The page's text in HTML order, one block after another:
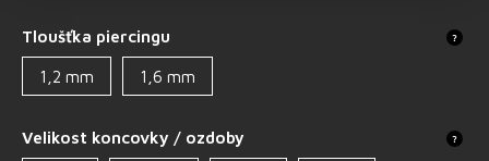
Tloušťka piercingu ?
1,2 mm 1,6 mm
Velikost koncovky / ozdoby ?